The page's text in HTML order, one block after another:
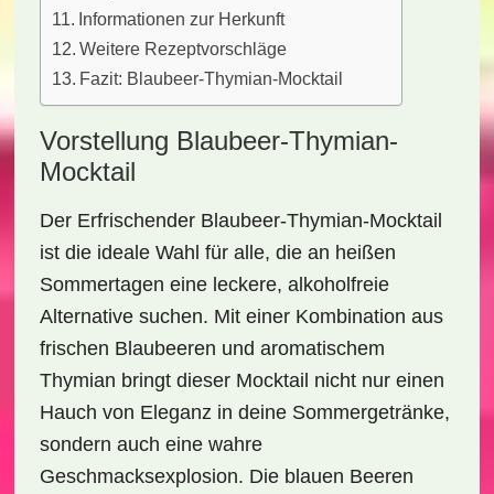
Informationen zur Herkunft
Weitere Rezeptvorschläge
Fazit: Blaubeer-Thymian-Mocktail
Vorstellung Blaubeer-Thymian-
Mocktail
Der Erfrischender Blaubeer-Thymian-Mocktail
ist die ideale Wahl für alle, die an heißen
Sommertagen eine leckere, alkoholfreie
Alternative suchen. Mit einer Kombination aus
frischen Blaubeeren und aromatischem
Thymian bringt dieser Mocktail nicht nur einen
Hauch von Eleganz in deine Sommergetränke,
sondern auch eine wahre
Geschmacksexplosion. Die blauen Beeren